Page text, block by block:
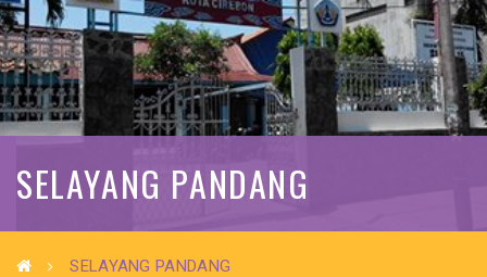
SELAYANG PANDANG
SELAYANG PANDANG